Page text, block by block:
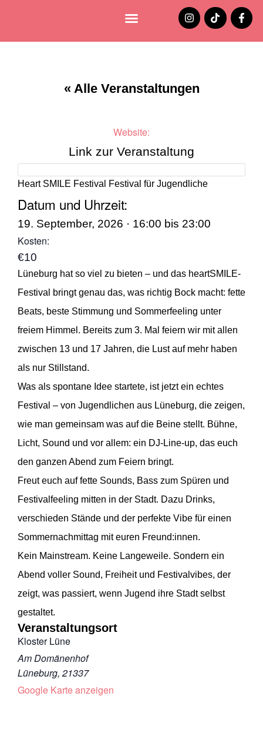
« Alle Veranstaltungen
Heart SMILE Festival Festival für Jugendliche
Datum und Uhrzeit:
19. September, 2026 · 16:00 bis 23:00
Kosten:
€10
Lüneburg hat so viel zu bieten – und das heartSMILE-
Festival bringt genau das, was richtig Bock macht: fette
Beats, beste Stimmung und Sommerfeeling unter
freiem Himmel. Bereits zum 3. Mal feiern wir mit allen
zwischen 13 und 17 Jahren, die Lust auf mehr haben
als nur Stillstand.
Was als spontane Idee startete, ist jetzt ein echtes
Festival – von Jugendlichen aus Lüneburg, die zeigen,
wie man gemeinsam was auf die Beine stellt. Bühne,
Licht, Sound und vor allem: ein DJ-Line-up, das euch
den ganzen Abend zum Feiern bringt.
Freut euch auf fette Sounds, Bass zum Spüren und
Festivalfeeling mitten in der Stadt. Dazu Drinks,
verschieden Stände und der perfekte Vibe für einen
Sommernachmittag mit euren Freund:innen.
Kein Mainstream. Keine Langeweile. Sondern ein
Abend voller Sound, Freiheit und Festivalvibes, der
zeigt, was passiert, wenn Jugend ihre Stadt selbst
gestaltet.
Veranstaltungsort
Kloster Lüne
Am Domänenhof
Lüneburg, 21337
Google Karte anzeigen
Website:
Link zur Veranstaltung